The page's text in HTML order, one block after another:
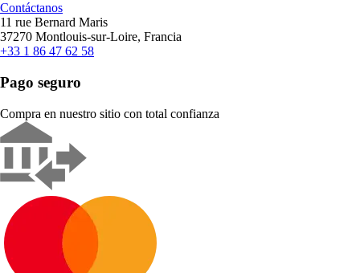
Contáctanos
11 rue Bernard Maris
37270 Montlouis-sur-Loire, Francia
+33 1 86 47 62 58
Pago seguro
Compra en nuestro sitio con total confianza